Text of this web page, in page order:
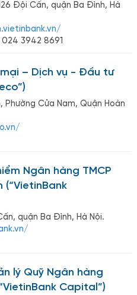
Đội Cấn, quận Ba Đình, Hà
3942 8691
– Dịch vụ - Đầu tư
Phường Cửa Nam, Quận Hoàn
Ngân hàng TMCP
(“VietinBank
quận Ba Đình, Hà Nội.
lý Quỹ Ngân hàng
Capital”)